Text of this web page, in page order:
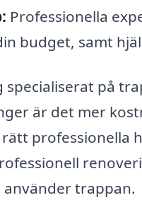
Professionella
budget, samt
på
är det mer
professionella
trappan.